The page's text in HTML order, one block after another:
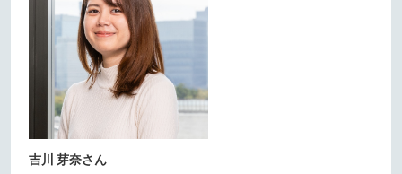
吉川 芽奈さん